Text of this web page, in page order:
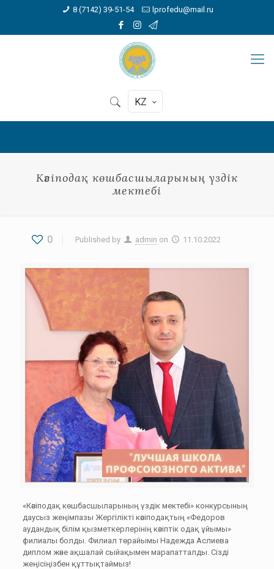
8 (7142) 39-51-54 lprofedu@mail.ru
KZ
Кәсіподақ көшбасшыларының үздік
мектебі
0 Published by admin on 11.10.2022
«Кәсіподақ көшбасшыларының үздік мектебі» конкурсының
даусыз жеңімпазы Жергілікті кәсіподақтың «Федоров
аудандық білім қызметкерлерінің кәсіптік одақ ұйымы»
филиалы болды. Филиал төрайымы Надежда Аслиева
диплом және ақшалай сыйақымен марапатталды. Сізді
жеңісіңізбен құттықтаймыз!